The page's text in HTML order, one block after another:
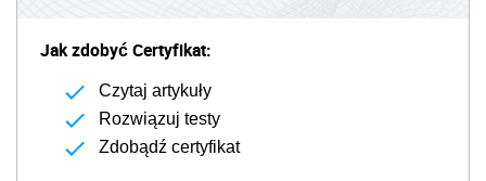
Jak zdobyć Certyfikat:
Czytaj artykuły
Rozwiązuj testy
Zdobądź certyfikat